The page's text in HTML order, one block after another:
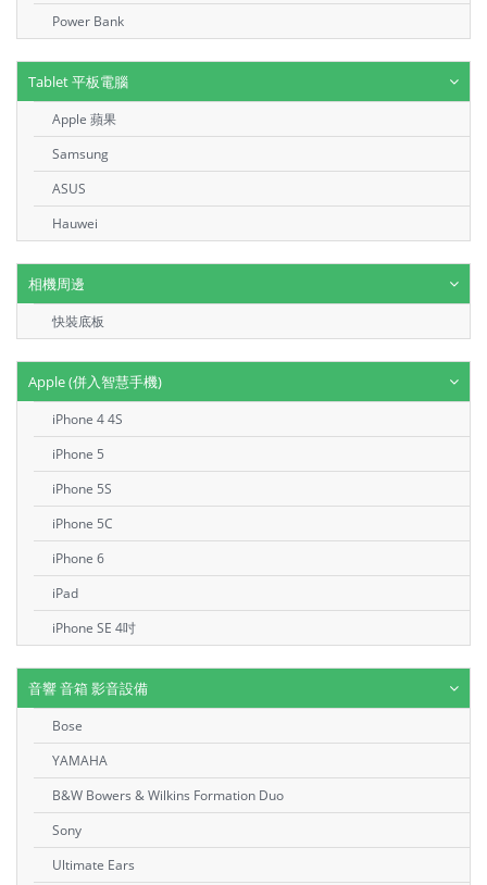
Power Bank
Tablet 平板電腦
Apple 蘋果
Samsung
ASUS
Hauwei
相機周邊
快裝底板
Apple (併入智慧手機)
iPhone 4 4S
iPhone 5
iPhone 5S
iPhone 5C
iPhone 6
iPad
iPhone SE 4吋
音響 音箱 影音設備
Bose
YAMAHA
B&W Bowers & Wilkins Formation Duo
Sony
Ultimate Ears